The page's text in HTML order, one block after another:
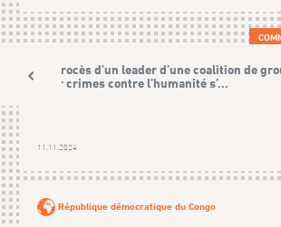
Le procès d’un leader d’une coalition de
pour crimes contre l’humanité s’...
11.11.2024
République démocratique du Congo